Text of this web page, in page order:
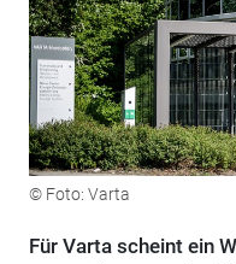
© Foto: Varta
Für Varta scheint ein